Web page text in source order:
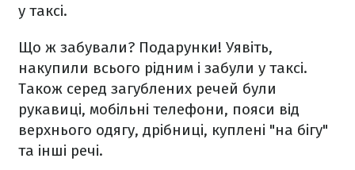
у таксі.
Що ж забували? Подарунки! Уявіть,
накупили всього рідним і забули у таксі.
Також серед загублених речей були
рукавиці, мобільні телефони, пояси від
верхнього одягу, дрібниці, куплені "на бігу"
та інші речі.